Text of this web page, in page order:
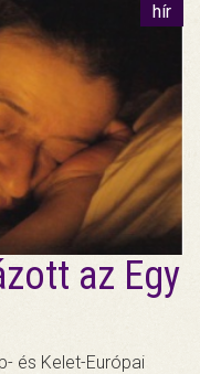
hír
az Egy
és Kelet-Európai